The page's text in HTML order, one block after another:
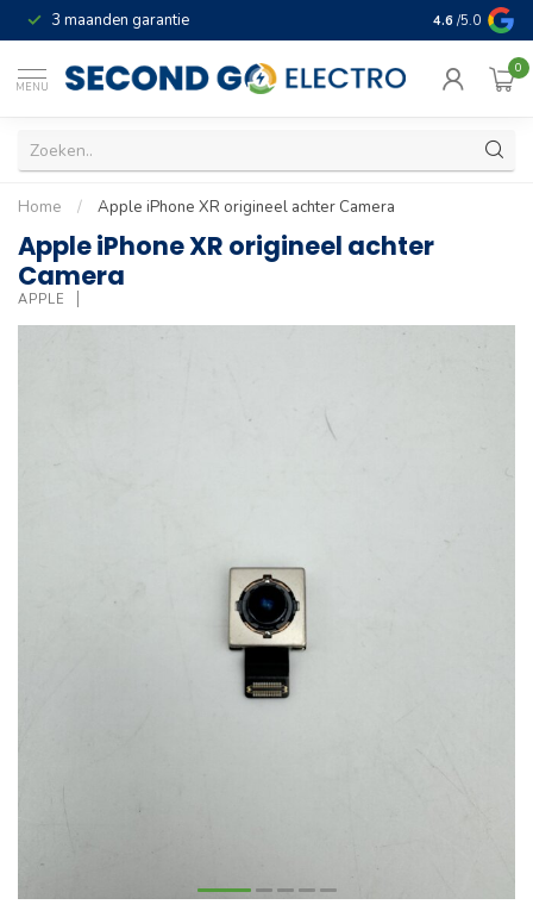
3 maanden garantie Geld terug
4.6 /5.0
MENU
0
Home / Apple iPhone XR origineel achter Camera
Apple iPhone XR origineel achter
Camera
APPLE